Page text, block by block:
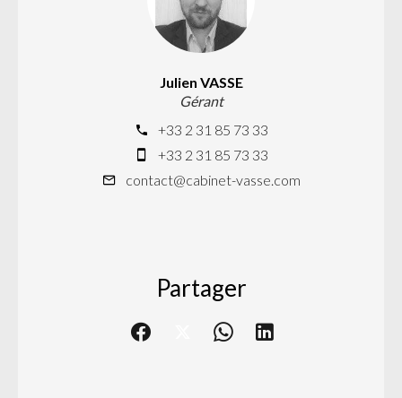
Julien VASSE
Gérant
+33 2 31 85 73 33
+33 2 31 85 73 33
contact@cabinet-vasse.com
Partager